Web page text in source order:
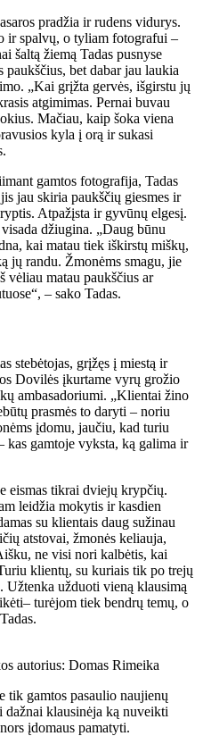
pradžia ir rudens vidurys.
ir spalvų, o tyliam fotografui –
šaltą žiemą Tadas pusnyse
paukščius, bet dabar jau laukia
„Kai grįžta gervės, išgirstu jų
atgimimas. Pernai buvau
Mačiau, kaip šoka viena
kyla į orą ir sukasi
gamtos fotografija, Tadas
jau skiria paukščių giesmes ir
Atpažįsta ir gyvūnų elgesį.
džiugina. „Daug būnu
kai matau tiek iškirstų miškų,
jų randu. Žmonėms smagu, jie
vėliau matau paukščius ar
– sako Tadas.
stebėtojas, grįžęs į miestą ir
Dovilės įkurtame vyrų grožio
ambasadoriumi. „Klientai žino
prasmės to daryti – noriu
įdomu, jaučiu, kad turiu
kas gamtoje vyksta, ką galima ir
eismas tikrai dviejų krypčių.
leidžia mokytis ir kasdien
su klientais daug sužinau
atstovai, žmonės keliauja,
ne visi nori kalbėtis, kai
klientų, su kuriais tik po trejų
Užtenka užduoti vieną klausimą
turėjom tiek bendrų temų, o
autorius: Domas Rimeika
tik gamtos pasaulio naujienų
dažnai klausinėja ką nuveikti
įdomaus pamatyti.